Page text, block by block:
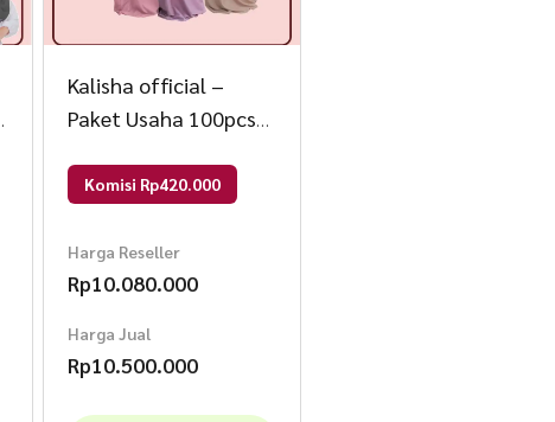
Kalisha official –
Paket Usaha 100pcs
Mix
Komisi Rp420.000
Harga Reseller
Rp10.080.000
Harga Jual
Rp10.500.000